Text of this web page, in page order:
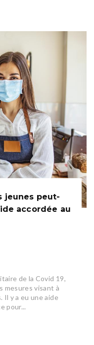
jeunes peut-
accordée au
de la Covid 19,
mesures visant à
Il y a eu une aide
pour...